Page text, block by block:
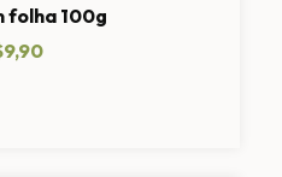
folha 100g